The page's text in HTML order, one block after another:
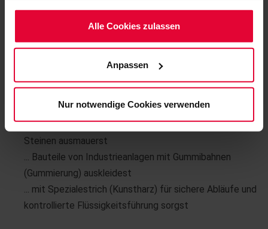
Möchten Sie dies nicht, klicken Sie bitte auf "Nur
notwendige Cookies verwenden". Mehr dazu
(einschließlich der Möglichkeit, die Einwilligungserklärung
Cookie-Hinweis(Link im Fuß der Website)
bzw. derDatenschutzerklärung.
Alle Cookies zulassen
Anpassen
Nur notwendige Cookies verwenden
und Menschen. Ohne deinen Einsatz können Anlagen
Du schaffst die Grundlage für sichere Industrieanlagen
... Gruben, Rinnen und Auffangtassen mit Glasfaser
(Laminat) auskleidest
... Gruben und Behälter mit keramischen Platten und
Steinen ausmauerst
... Bauteile von Industrieanlagen mit Gummibahnen
(Gummierung) auskleidest
... mit Spezialestrich (Kunstharz) für sichere Abläufe und
kontrollierte Flüssigkeitsführung sorgst